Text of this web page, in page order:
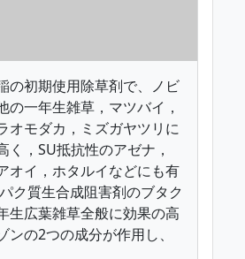
の初期使用除草剤で、ノビ
の一年生雑草，マツバイ，
オモダカ，ミズガヤツリに
く，SU抵抗性のアゼナ，
オイ，ホタルイなどにも有
ク質生合成阻害剤のブタク
生広葉雑草全般に効果の高
ンの2つの成分が作用し、